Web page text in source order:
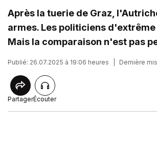
Après la tuerie de Graz,
armes. Les politiciens
Mais la comparaison n'est pas
Publié: 26.07.2025 à 19:06 heures Dernière
PartagerÉcouter